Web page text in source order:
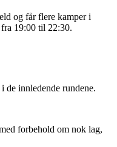
og får flere kamper i
19:00 til 22:30.
de innledende rundene.
forbehold om nok lag,